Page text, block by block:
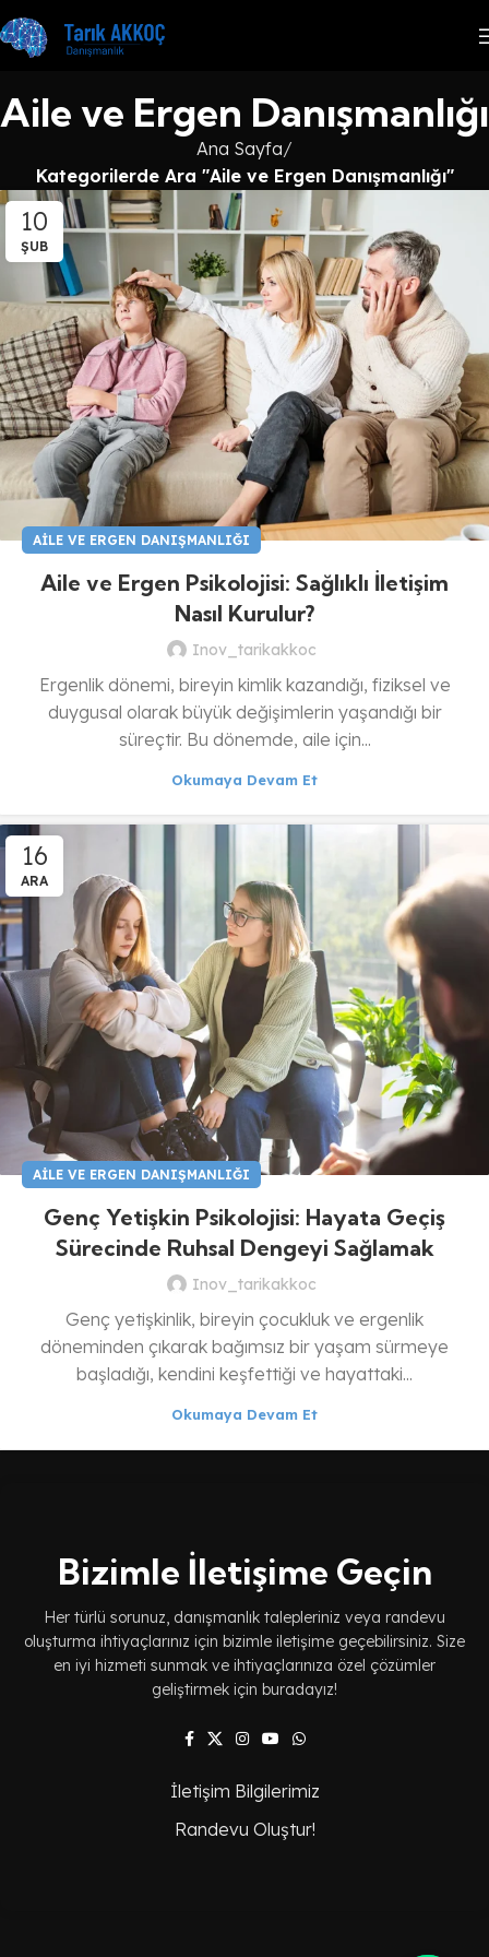
Aile ve Ergen Danışmanlığı
Ana Sayfa
Kategorilerde Ara "Aile ve Ergen Danışmanlığı"
10
ŞUB
AILE VE ERGEN DANIŞMANLIĞI
Aile ve Ergen Psikolojisi: Sağlıklı İletişim
Nasıl Kurulur?
Inov_tarikakkoc
Ergenlik dönemi, bireyin kimlik kazandığı, fiziksel ve
duygusal olarak büyük değişimlerin yaşandığı bir
süreçtir. Bu dönemde, aile için...
Okumaya Devam Et
16
ARA
AILE VE ERGEN DANIŞMANLIĞI
Genç Yetişkin Psikolojisi: Hayata Geçiş
Sürecinde Ruhsal Dengeyi Sağlamak
Inov_tarikakkoc
Genç yetişkinlik, bireyin çocukluk ve ergenlik
döneminden çıkarak bağımsız bir yaşam sürmeye
başladığı, kendini keşfettiği ve hayattaki...
Okumaya Devam Et
Bizimle İletişime Geçin
Her türlü sorunuz, danışmanlık talepleriniz veya randevu
oluşturma ihtiyaçlarınız için bizimle iletişime geçebilirsiniz. Size
en iyi hizmeti sunmak ve ihtiyaçlarınıza özel çözümler
geliştirmek için buradayız!
İletişim Bilgilerimiz
Randevu Oluştur!